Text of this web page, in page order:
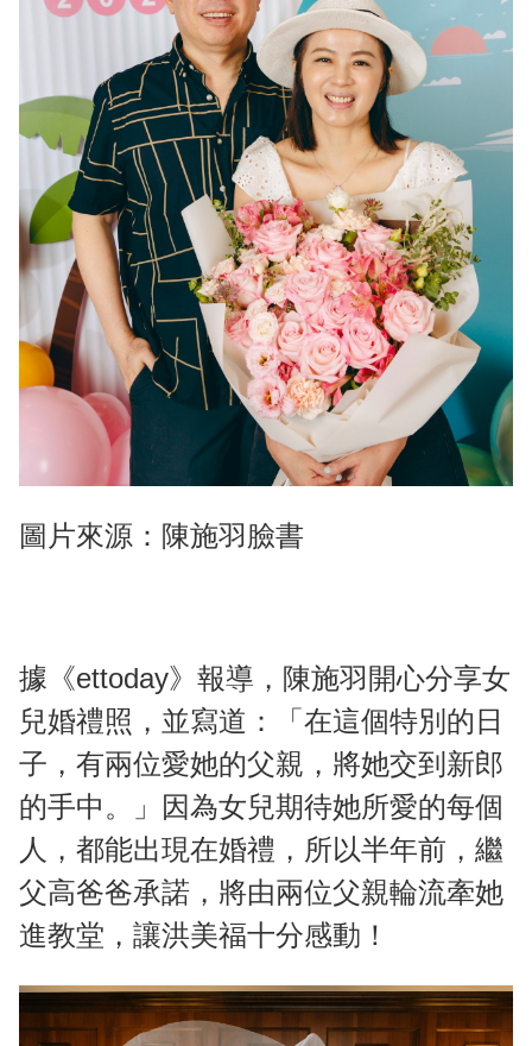
圖片來源：陳施羽臉書
據《ettoday》報導，陳施羽開心分享女
兒婚禮照，並寫道：「在這個特別的日
子，有兩位愛她的父親，將她交到新郎
的手中。」因為女兒期待她所愛的每個
人，都能出現在婚禮，所以半年前，繼
父高爸爸承諾，將由兩位父親輪流牽她
進教堂，讓洪美福十分感動！